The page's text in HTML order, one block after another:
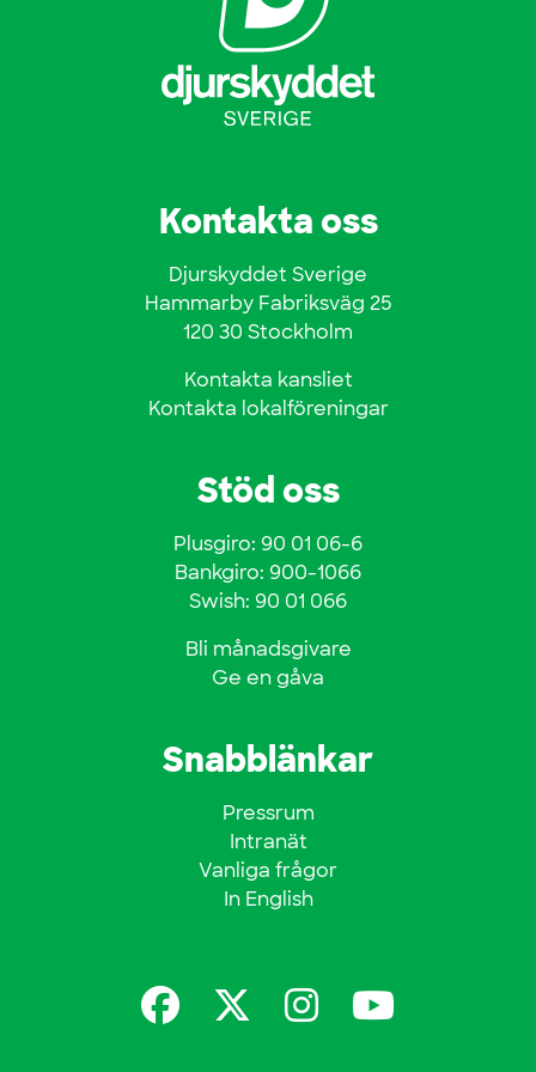
Kontakta oss
Djurskyddet Sverige
Hammarby Fabriksväg 25
120 30 Stockholm
Kontakta kansliet
Kontakta lokalföreningar
Stöd oss
Plusgiro: 90 01 06-6
Bankgiro: 900-1066
Swish: 90 01 066
Bli månadsgivare
Ge en gåva
Snabblänkar
Pressrum
Intranät
Vanliga frågor
In English